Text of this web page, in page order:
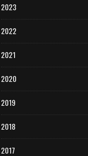
2023
2022
2021
2020
2019
2018
2017